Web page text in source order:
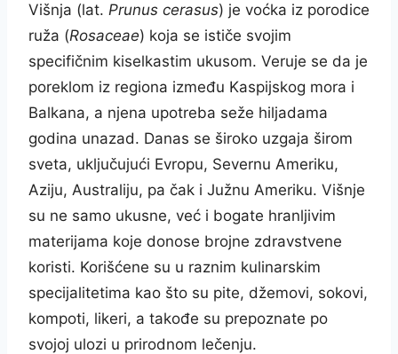
Višnja (lat. Prunus cerasus) je voćka iz porodice
ruža (Rosaceae) koja se ističe svojim
specifičnim kiselkastim ukusom. Veruje se da je
poreklom iz regiona između Kaspijskog mora i
Balkana, a njena upotreba seže hiljadama
godina unazad. Danas se široko uzgaja širom
sveta, uključujući Evropu, Severnu Ameriku,
Aziju, Australiju, pa čak i Južnu Ameriku. Višnje
su ne samo ukusne, već i bogate hranljivim
materijama koje donose brojne zdravstvene
koristi. Korišćene su u raznim kulinarskim
specijalitetima kao što su pite, džemovi, sokovi,
kompoti, likeri, a takođe su prepoznate po
svojoj ulozi u prirodnom lečenju.